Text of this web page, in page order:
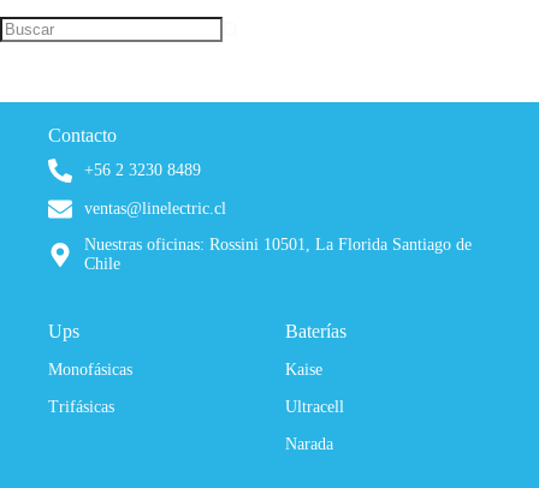
Contacto
+56 2 3230 8489
ventas@linelectric.cl
Nuestras oficinas: Rossini 10501, La Florida Santiago de
Chile
Ups
Monofásicas
Trifásicas
Baterías
Kaise
Ultracell
Narada